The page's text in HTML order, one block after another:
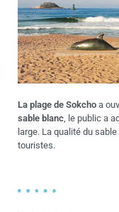
La plage de Sokcho a
sable blanc , le public a
large. La qualité du
touristes.